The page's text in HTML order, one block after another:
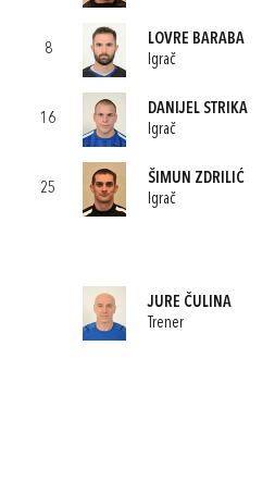
8
LOVRE BARABA
Igrač
16
DANIJEL STRIKA
Igrač
25
ŠIMUN ZDRILIĆ
Igrač
JURE ČULINA
Trener